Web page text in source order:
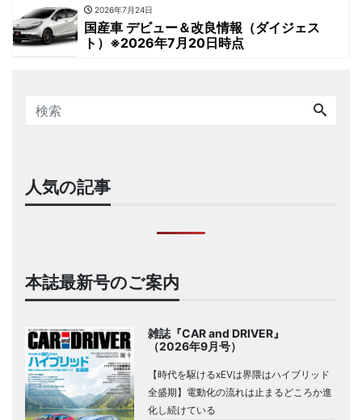
2026年7月24日
国産車 デビュー＆改良情報（ダイジェス
ト）※2026年7月20日時点
人気の記事
本誌最新号のご案内
雑誌『CAR and DRIVER』
（2026年9月号）
【時代を駆けるxEVは界隈はハイブリッド
全盛期】電動化の流れは止まるどころか進
化し続けている